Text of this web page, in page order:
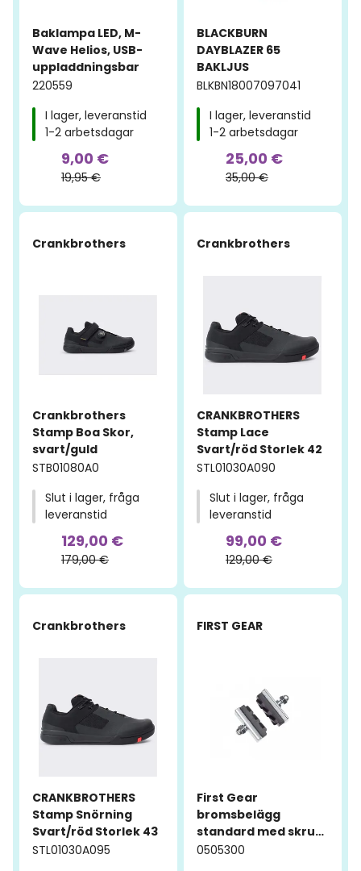
Baklampa LED, M-
Wave Helios, USB-
uppladdningsbar
220559
I lager, leveranstid
1-2 arbetsdagar
9,00 €
19,95 €
BLACKBURN
DAYBLAZER 65
BAKLJUS
BLKBN18007097041
I lager, leveranstid
1-2 arbetsdagar
25,00 €
35,00 €
Crankbrothers
-28%
Crankbrothers
Stamp Boa Skor,
svart/guld
STB01080A0
Slut i lager, fråga
leveranstid
129,00 €
179,00 €
Crankbrothers
-23%
CRANKBROTHERS
Stamp Lace
Svart/röd Storlek 42
STL01030A090
Slut i lager, fråga
leveranstid
99,00 €
129,00 €
Crankbrothers
-23%
CRANKBROTHERS
Stamp Snörning
Svart/röd Storlek 43
STL01030A095
FIRST GEAR
-50%
First Gear
bromsbelägg
standard med skruv,
40mm
0505300